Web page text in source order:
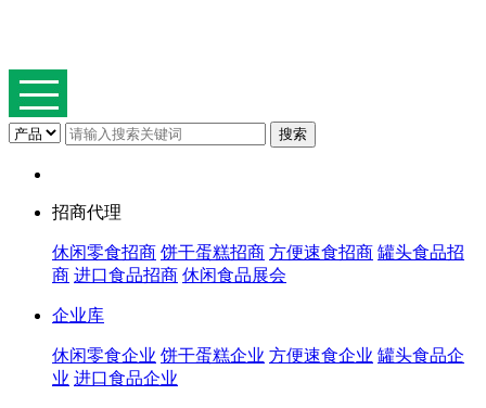
招商代理
休闲零食招商 饼干蛋糕招商 方便速食招商 罐头食品招
商 进口食品招商 休闲食品展会
企业库
休闲零食企业 饼干蛋糕企业 方便速食企业 罐头食品企
业 进口食品企业